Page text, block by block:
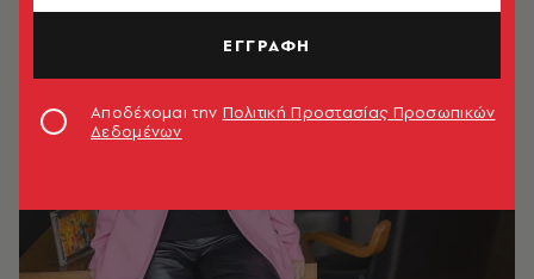
ΕΓΓΡΑΦΗ
Αποδέχομαι την Πολιτική Προστασίας Προσωπικών
Δεδομένων